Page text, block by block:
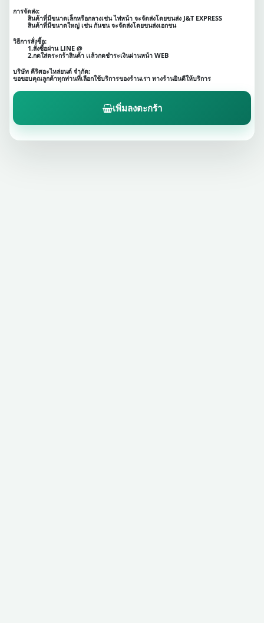
การจัดส่ง:
สินค้าที่มีขนาดเล็กหรือกลางเช่น ไฟหน้า จะจัดส่งโดยขนส่ง J&T EXPRESS
สินค้าที่มีขนาดใหญ่ เช่น กันชน จะจัดส่งโดยขนส่งเอกชน
วิธีการสั่งซื้อ:
1.สั่งซื้อผ่าน LINE @
2.กดใส่ตระกร้าสินค้า เเล้วกดชำระเงินผ่านหน้า WEB
บริษัท คีริศอะไหล่ยนต์ จำกัด:
ขอขอบคุณลูกค้าทุกท่านที่เลือกใช้บริการของร้านเรา ทางร้านยินดีให้บริการ
เพิ่มลงตะกร้า